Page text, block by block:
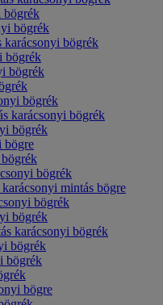
bögrék
bögrék
karácsonyi bögrék
bögrék
bögrék
bögrék
karácsonyi bögrék
bögrék
bögre
bögrék
mintás bögre
bögrék
bögrék
karácsonyi bögrék
bögrék
bögrék
bögre